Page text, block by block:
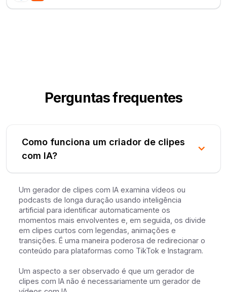
Perguntas frequentes
Como funciona um criador de clipes
com IA?
Um gerador de clipes com IA examina vídeos ou
podcasts de longa duração usando inteligência
artificial para identificar automaticamente os
momentos mais envolventes e, em seguida, os divide
em clipes curtos com legendas, animações e
transições. É uma maneira poderosa de redirecionar o
conteúdo para plataformas como TikTok e Instagram.
Um aspecto a ser observado é que um gerador de
clipes com IA não é necessariamente um gerador de